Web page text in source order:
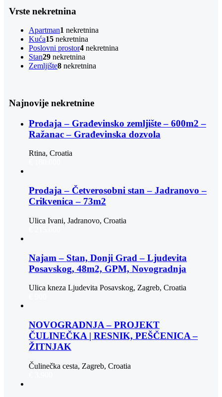
Vrste nekretnina
Apartman1 nekretnina
Kuća15 nekretnina
Poslovni prostor4 nekretnina
Stan29 nekretnina
Zemljište8 nekretnina
Najnovije nekretnine
Prodaja – Građevinsko zemljište – 600m2 –
Ražanac – Građevinska dozvola
Rtina, Croatia
Prodaja – Četverosobni stan – Jadranovo –
Crikvenica – 73m2
Ulica Ivani, Jadranovo, Croatia
Najam – Stan, Donji Grad – Ljudevita
Posavskog, 48m2, GPM, Novogradnja
Ulica kneza Ljudevita Posavskog, Zagreb, Croatia
NOVOGRADNJA – PROJEKT
ČULINEČKA | RESNIK, PEŠČENICA –
ŽITNJAK
Čulinečka cesta, Zagreb, Croatia